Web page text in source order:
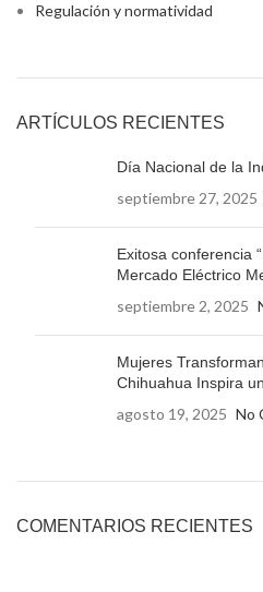
Regulación y normatividad
ARTÍCULOS RECIENTES
Día Nacional de la
septiembre 27, 2025
Exitosa conferencia
Mercado Eléctrico
septiembre 2, 2025
Mujeres
Chihuahua Inspira
agosto 19, 2025 No
COMENTARIOS RECIENTES